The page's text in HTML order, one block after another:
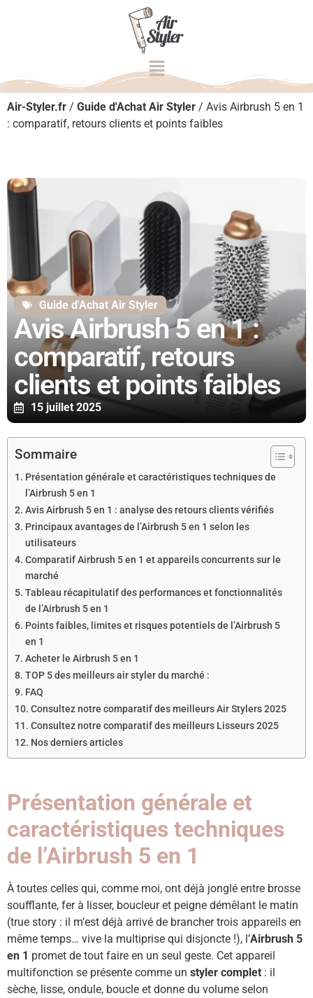
Air-Styler.fr / Guide d'Achat Air Styler / Avis Airbrush 5 en 1
: comparatif, retours clients et points faibles
Guide d'Achat Air Styler
Avis Airbrush 5 en 1 :
comparatif, retours
clients et points faibles
15 juillet 2025
Sommaire
Présentation générale et caractéristiques techniques de
l’Airbrush 5 en 1
Avis Airbrush 5 en 1 : analyse des retours clients vérifiés
Principaux avantages de l’Airbrush 5 en 1 selon les
utilisateurs
Comparatif Airbrush 5 en 1 et appareils concurrents sur le
marché
Tableau récapitulatif des performances et fonctionnalités
de l’Airbrush 5 en 1
Points faibles, limites et risques potentiels de l’Airbrush 5
en 1
Acheter le Airbrush 5 en 1
TOP 5 des meilleurs air styler du marché :
FAQ ​
Consultez notre comparatif des meilleurs Air Stylers 2025
Consultez notre comparatif des meilleurs Lisseurs 2025
Nos derniers articles
Présentation générale et
caractéristiques techniques
de l’Airbrush 5 en 1
À toutes celles qui, comme moi, ont déjà jonglé entre brosse
soufflante, fer à lisser, boucleur et peigne démêlant le matin
(true story : il m’est déjà arrivé de brancher trois appareils en
même temps… vive la multiprise qui disjoncte !), l’Airbrush 5
en 1 promet de tout faire en un seul geste. Cet appareil
multifonction se présente comme un styler complet : il
sèche, lisse, ondule, boucle et donne du volume selon